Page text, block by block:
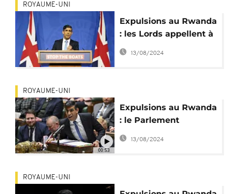
ROYAUME-UNI
Expulsions au Rwanda
: les Lords appellent à
annuler le projet de loi
13/08/2024
00:53
ROYAUME-UNI
Expulsions au Rwanda
: le Parlement
britannique adopte le
projet de loi
13/08/2024
ROYAUME-UNI